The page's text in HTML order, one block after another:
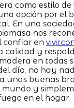
como estilo de
opción por el
En una
nos
confiar en
calidad y
en todas
día, no hay
unas buenas
mundo y
en el hogar.